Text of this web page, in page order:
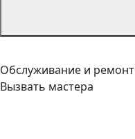
Обслуживание и
Вызвать мастера